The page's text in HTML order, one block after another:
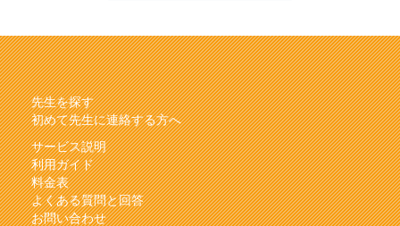
先生を探す
初めて先生に連絡する方へ
サービス説明
利用ガイド
料金表
よくある質問と回答
お問い合わせ